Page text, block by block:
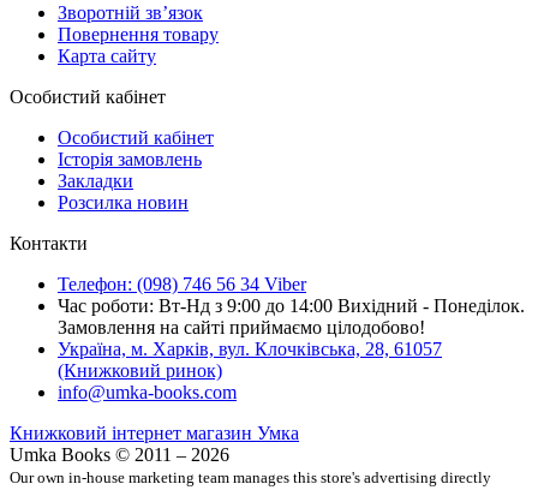
Зворотній зв’язок
Повернення товару
Карта сайту
Особистий кабінет
Особистий кабінет
Історія замовлень
Закладки
Розсилка новин
Контакти
Телефон: (098) 746 56 34 Viber
Час роботи: Вт-Нд з 9:00 до 14:00 Вихідний - Понеділок.
Замовлення на сайті приймаємо цілодобово!
Україна, м. Харків, вул. Клочківська, 28, 61057
(Книжковий ринок)
info@umka-books.com
Книжковий інтернет магазин Умка
Umka Books © 2011 – 2026
Our own in-house marketing team manages this store's advertising directly